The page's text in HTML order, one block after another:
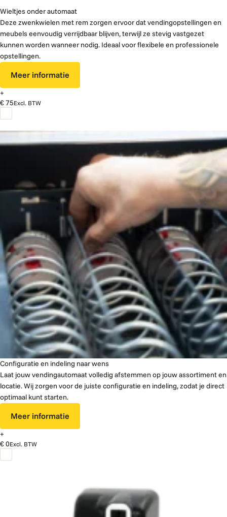
Wieltjes onder automaat
Deze zwenkwielen met rem zorgen ervoor dat vendingopstellingen en
meubels eenvoudig verrijdbaar blijven, terwijl ze stevig vastgezet
kunnen worden wanneer nodig. Ideaal voor flexibele en professionele
opstellingen.
Meer informatie
+
€ 75Excl. BTW
Configuratie en indeling naar wens
Laat jouw vendingautomaat volledig afstemmen op jouw assortiment en
locatie. Wij zorgen voor de juiste configuratie en indeling, zodat je direct
optimaal kunt starten.
Meer informatie
+
€ 0Excl. BTW